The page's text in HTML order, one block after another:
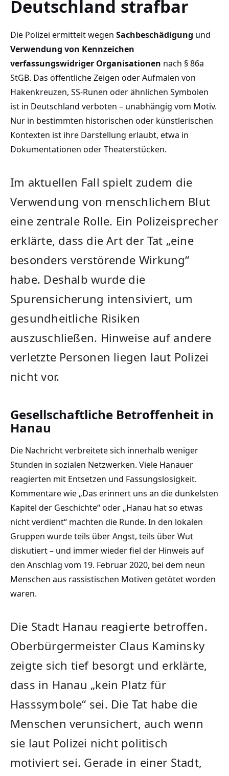
Deutschland strafbar
Die Polizei ermittelt wegen Sachbeschädigung und
Verwendung von Kennzeichen
verfassungswidriger Organisationen nach § 86a
StGB. Das öffentliche Zeigen oder Aufmalen von
Hakenkreuzen, SS-Runen oder ähnlichen Symbolen
ist in Deutschland verboten – unabhängig vom Motiv.
Nur in bestimmten historischen oder künstlerischen
Kontexten ist ihre Darstellung erlaubt, etwa in
Dokumentationen oder Theaterstücken.
Im aktuellen Fall spielt zudem die
Verwendung von menschlichem Blut
eine zentrale Rolle. Ein Polizeisprecher
erklärte, dass die Art der Tat „eine
besonders verstörende Wirkung“
habe. Deshalb wurde die
Spurensicherung intensiviert, um
gesundheitliche Risiken
auszuschließen. Hinweise auf andere
verletzte Personen liegen laut Polizei
nicht vor.
Gesellschaftliche Betroffenheit in
Hanau
Die Nachricht verbreitete sich innerhalb weniger
Stunden in sozialen Netzwerken. Viele Hanauer
reagierten mit Entsetzen und Fassungslosigkeit.
Kommentare wie „Das erinnert uns an die dunkelsten
Kapitel der Geschichte“ oder „Hanau hat so etwas
nicht verdient“ machten die Runde. In den lokalen
Gruppen wurde teils über Angst, teils über Wut
diskutiert – und immer wieder fiel der Hinweis auf
den Anschlag vom 19. Februar 2020, bei dem neun
Menschen aus rassistischen Motiven getötet worden
waren.
Die Stadt Hanau reagierte betroffen.
Oberbürgermeister Claus Kaminsky
zeigte sich tief besorgt und erklärte,
dass in Hanau „kein Platz für
Hasssymbole“ sei. Die Tat habe die
Menschen verunsichert, auch wenn
sie laut Polizei nicht politisch
motiviert sei. Gerade in einer Stadt,